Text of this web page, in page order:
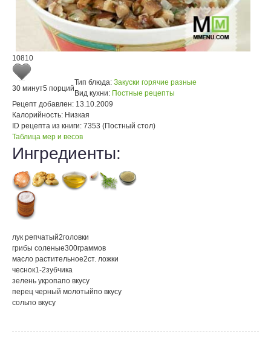
10810
30 минут5 порций
Тип блюда: Закуски горячие разные
Вид кухни: Постные рецепты
Рецепт добавлен: 13.10.2009
Калорийность: Низкая
ID рецепта из книги: 7353 (Постный стол)
Таблица мер и весов
Ингредиенты:
лук репчатый2головки
грибы соленые300граммов
масло растительное2ст. ложки
чеснок1-2зубчика
зелень укропапо вкусу
перец черный молотыйпо вкусу
сольпо вкусу